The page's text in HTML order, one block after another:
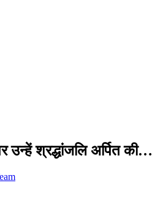
उन्हें श्रद्धांजलि अर्पित की…